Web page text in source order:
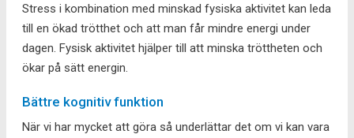
Stress i kombination med minskad fysiska aktivitet kan leda
till en ökad trötthet och att man får mindre energi under
dagen. Fysisk aktivitet hjälper till att minska tröttheten och
ökar på sätt energin.
Bättre kognitiv funktion
När vi har mycket att göra så underlättar det om vi kan vara